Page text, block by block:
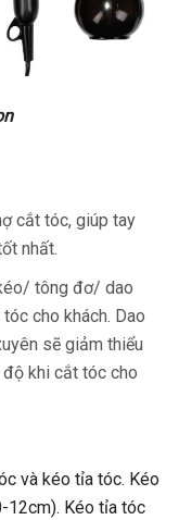
cắt tóc, giúp tay
nhất.
tông đơ/ dao
cho khách. Dao
sẽ giảm thiểu
khi cắt tóc cho
và kéo tỉa tóc. Kéo
12cm). Kéo tỉa tóc